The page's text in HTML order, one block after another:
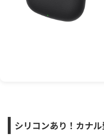
シリコンあり！カナ